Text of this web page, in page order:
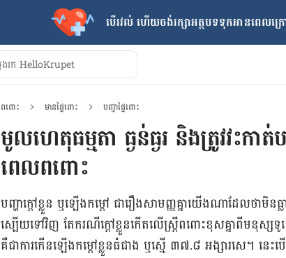
បើរវល់ ហើយចង់​រក្សាអត្ថបទទុកអានពេល
ពពោះ មានផ្ទៃពោះ បញ្ហាផ្ទៃពោះ
មូលហេតុធម្មតា ធ្ងន់ធ្ងរ និងត្រូវវះកាត់
ពេលពពោះ
បញ្ហា​ក្ដៅ​ខ្លួន ឬ​ឡើង​កម្ដៅ ជា​រឿង​សាមញ្ញ​គ្នា​យើង​ណា​ដែល​ថា​មិន​
ស្បើយ​ទៅ​វិញ តែ​ករណី​ក្ដៅ​ខ្លួន​កើត​លើ​ស្ត្រី​ពពោះ​ខុស​គ្នា​ពី​មនុស្ស​ទូ
គឺ​ជា​ការ​កើន​ឡើង​កម្ដៅ​ខ្លួន​ធំ​ជាង ឬ​ស្មើ ៣៧.៨ អង្សារសេ។ នេះ​ប